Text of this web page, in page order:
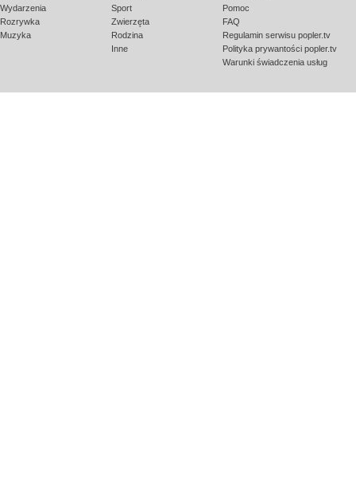
Wydarzenia
Rozrywka
Muzyka
Sport
Zwierzęta
Rodzina
Inne
Pomoc
FAQ
Regulamin serwisu popler.tv
Polityka prywantości popler.tv
Warunki świadczenia usług